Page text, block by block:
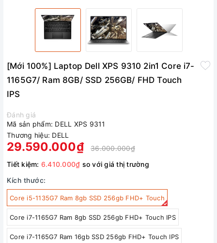
[Mới 100%] Laptop Dell XPS 9310 2in1 Core i7-
1165G7/ Ram 8GB/ SSD 256GB/ FHD Touch
IPS
Đánh giá
Mã sản phẩm: DELL XPS 9311
Thương hiệu: DELL
29.590.000₫
36.000.000₫
Tiết kiệm: 6.410.000₫ so với giá thị trường
Kích thước:
Core i5-1135G7 Ram 8gb SSD 256gb FHD+ Touch
Core i7-1165G7 Ram 8gb SSD 256gb FHD+ Touch IPS
Core i7-1165G7 Ram 16gb SSD 256gb FHD+ Touch IPS